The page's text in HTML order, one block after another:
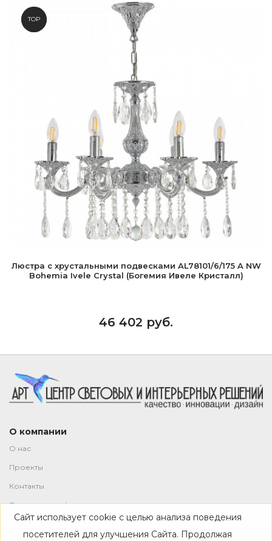
NEW
TOP
Люстра с хрустальными подвесками AL78101/6/175 A NW
Bohemia Ivele Crystal (Богемия Ивеле Кристалл)
46 402 руб.
О компании
О нас
Проекты
Контакты
Политика конфиденциальности
Магазин
Сайт использует cookie с целью анализа поведения
посетителей для улучшения Сайта. Продолжая